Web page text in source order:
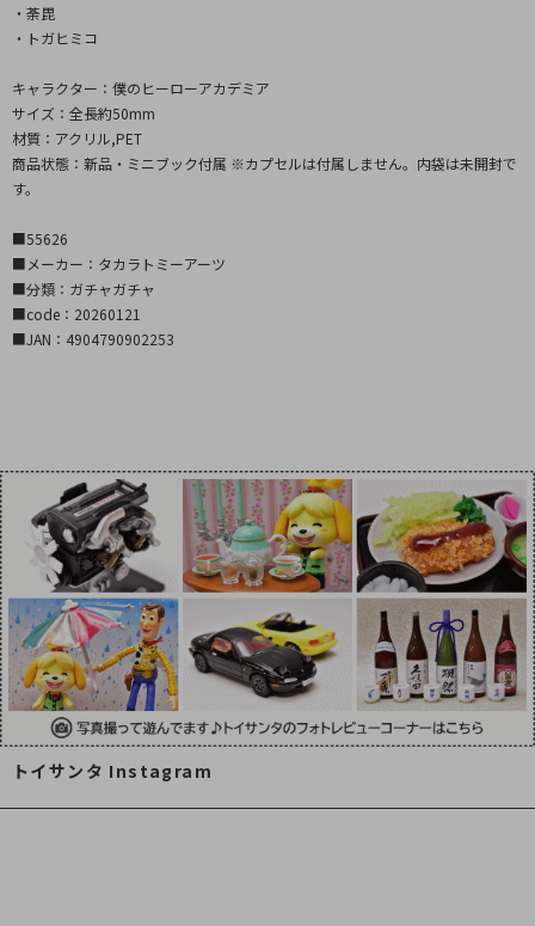
・荼毘
・トガヒミコ
キャラクター：僕のヒーローアカデミア
サイズ：全長約50mm
材質：アクリル,PET
商品状態：新品・ミニブック付属 ※カプセルは付属しません。内袋は未開封で
す。
■55626
■メーカー：タカラトミーアーツ
■分類：ガチャガチャ
■code：20260121
■JAN：4904790902253
トイサンタ Instagram